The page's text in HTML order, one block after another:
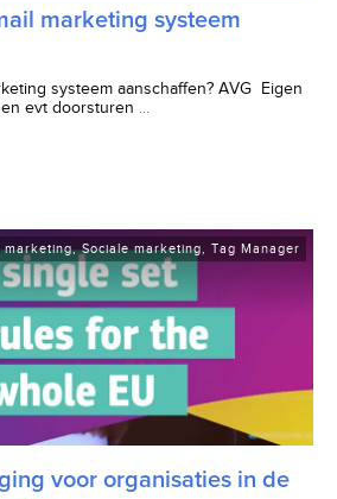
marketing systeem
systeem aanschaffen? AVG Eigen
evt doorsturen
marketing,Sociale marketing Tag Manager
voor organisaties in de